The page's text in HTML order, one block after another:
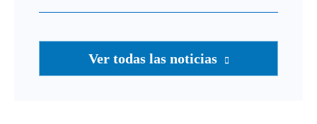
Ver todas las noticias